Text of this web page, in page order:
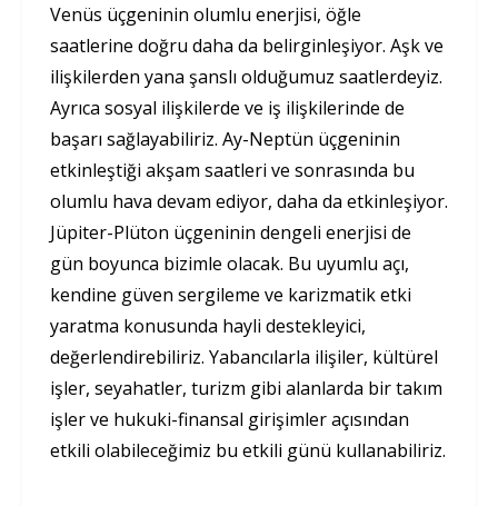
Venüs üçgeninin olumlu enerjisi, öğle
saatlerine doğru daha da belirginleşiyor. Aşk ve
ilişkilerden yana şanslı olduğumuz saatlerdeyiz.
Ayrıca sosyal ilişkilerde ve iş ilişkilerinde de
başarı sağlayabiliriz. Ay-Neptün üçgeninin
etkinleştiği akşam saatleri ve sonrasında bu
olumlu hava devam ediyor, daha da etkinleşiyor.
Jüpiter-Plüton üçgeninin dengeli enerjisi de
gün boyunca bizimle olacak. Bu uyumlu açı,
kendine güven sergileme ve karizmatik etki
yaratma konusunda hayli destekleyici,
değerlendirebiliriz. Yabancılarla ilişiler, kültürel
işler, seyahatler, turizm gibi alanlarda bir takım
işler ve hukuki-finansal girişimler açısından
etkili olabileceğimiz bu etkili günü kullanabiliriz.